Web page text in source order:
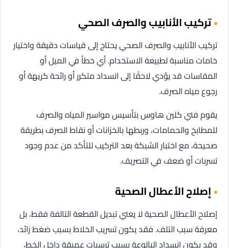
تركيب الأنابيب والصرف الصحي
تركيب الأنابيب والصرف الصحي يحتاج إلى قياسات دقيقة واختيار
خامات مناسبة لطبيعة الاستخدام. أي خطأ في الميل أو
المقاسات قد يؤدي لاحقًا إلى انسداد متكرر أو رائحة كريهة أو
رجوع مياه الصرف.
يقوم فني كلين هاوس بتأسيس مواسير المياه والصرف
للمطابخ والحمامات، وربطها بالخزانات أو نقاط الصرف بطريقة
صحيحة، مع اختبار الشبكة بعد التركيب للتأكد من عدم وجود
تسربات أو ضعف في التصريف.
إصلاح الأعطال الصحية
إصلاح الأعطال الصحية لا يعني تبديل القطعة التالفة فقط، بل
معرفة سبب التلف. فقد يكون تسريب الخلاط بسبب ضغط زائد،
وقد يكون انسداد البالوعة بسبب ترسبات عميقة داخل الخط،